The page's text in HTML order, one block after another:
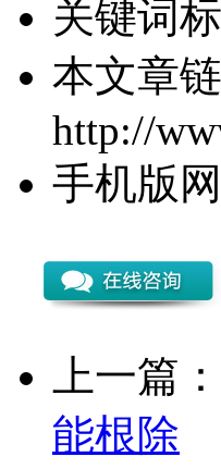
关键词
本文章
http://
手机版网
上一篇：
能根除